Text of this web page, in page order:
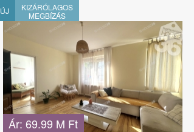
ÚJ
KIZÁRÓLAGOS
MEGBÍZÁS
Ár: 69.99 M Ft